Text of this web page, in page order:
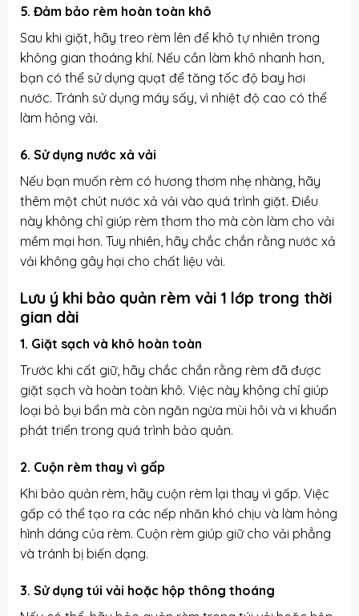
5. Đảm bảo rèm hoàn toàn khô
Sau khi giặt, hãy treo rèm lên để khô tự nhiên trong
không gian thoáng khí. Nếu cần làm khô nhanh hơn,
bạn có thể sử dụng quạt để tăng tốc độ bay hơi
nước. Tránh sử dụng máy sấy, vì nhiệt độ cao có thể
làm hỏng vải.
6. Sử dụng nước xả vải
Nếu bạn muốn rèm có hương thơm nhẹ nhàng, hãy
thêm một chút nước xả vải vào quá trình giặt. Điều
này không chỉ giúp rèm thơm tho mà còn làm cho vải
mềm mại hơn. Tuy nhiên, hãy chắc chắn rằng nước xả
vải không gây hại cho chất liệu vải.
Lưu ý khi bảo quản rèm vải 1 lớp trong thời
gian dài
1. Giặt sạch và khô hoàn toàn
Trước khi cất giữ, hãy chắc chắn rằng rèm đã được
giặt sạch và hoàn toàn khô. Việc này không chỉ giúp
loại bỏ bụi bẩn mà còn ngăn ngừa mùi hôi và vi khuẩn
phát triển trong quá trình bảo quản.
2. Cuộn rèm thay vì gấp
Khi bảo quản rèm, hãy cuộn rèm lại thay vì gấp. Việc
gấp có thể tạo ra các nếp nhăn khó chịu và làm hỏng
hình dáng của rèm. Cuộn rèm giúp giữ cho vải phẳng
và tránh bị biến dạng.
3. Sử dụng túi vải hoặc hộp thông thoáng